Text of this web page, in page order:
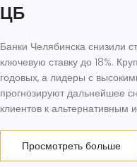
ЦБ
Банки Челябинска снизили
ключевую ставку до 18%.
годовых, а лидеры с
прогнозируют дальнейшее
клиентов к альтернативным
Просмотреть больше